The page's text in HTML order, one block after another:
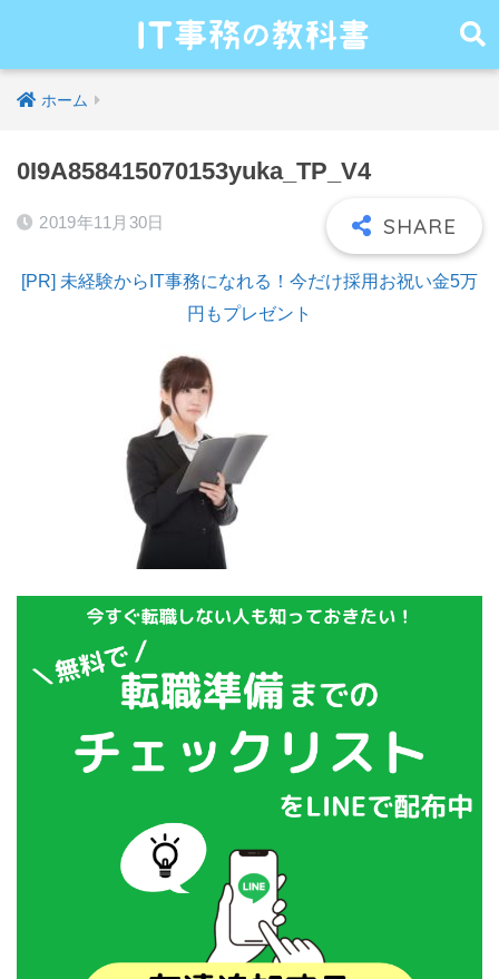
ホーム
0I9A858415070153yuka_TP_V4
2019年11月30日
[PR] 未経験からIT事務になれる！今だけ採用お祝い金5万
円もプレゼント